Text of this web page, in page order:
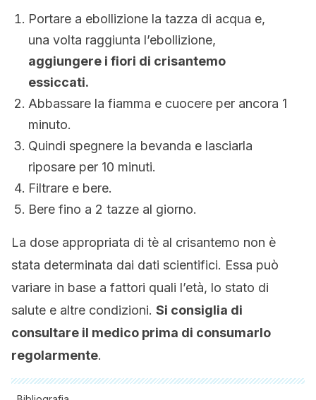
Portare a ebollizione la tazza di acqua e,
una volta raggiunta l’ebollizione,
aggiungere i fiori di crisantemo
essiccati.
Abbassare la fiamma e cuocere per ancora 1
minuto.
Quindi spegnere la bevanda e lasciarla
riposare per 10 minuti.
Filtrare e bere.
Bere fino a 2 tazze al giorno.
La dose appropriata di tè al crisantemo non è
stata determinata dai dati scientifici. Essa può
variare in base a fattori quali l’età, lo stato di
salute e altre condizioni. Si consiglia di
consultare il medico prima di consumarlo
regolarmente.